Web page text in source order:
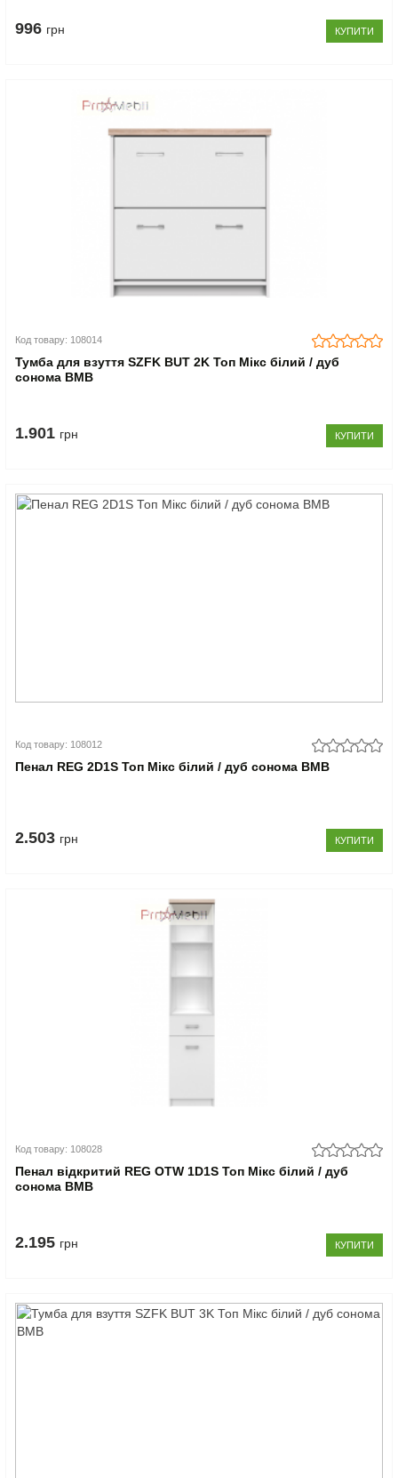
996 грн КУПИТИ
Код товару: 108014
Тумба для взуття SZFK BUT 2K Топ Мікс білий / дуб
сонома ВМВ
1.901 грн КУПИТИ
Код товару: 108012
Пенал REG 2D1S Топ Мікс білий / дуб сонома ВМВ
2.503 грн КУПИТИ
Код товару: 108028
Пенал відкритий REG OTW 1D1S Топ Мікс білий / дуб
сонома ВМВ
2.195 грн КУПИТИ